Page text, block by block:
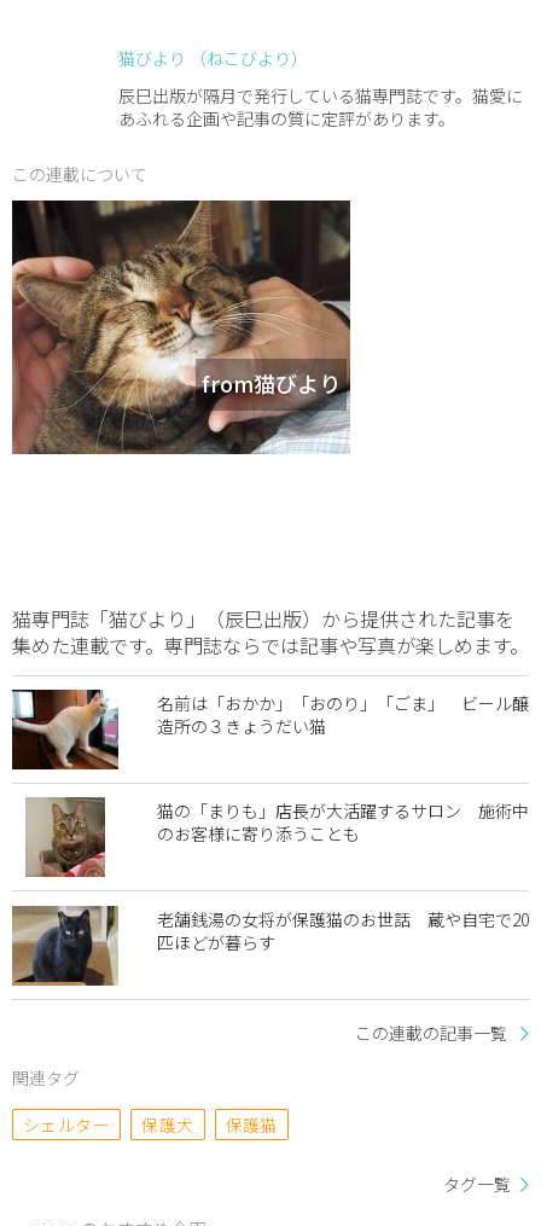
猫びより （ねこびより）
辰巳出版が隔月で発行している猫専門誌です。猫愛に
あふれる企画や記事の質に定評があります。
この連載について
from猫びより
猫専門誌「猫びより」（辰巳出版）から提供された記事を
集めた連載です。専門誌ならでは記事や写真が楽しめます。
名前は「おかか」「おのり」「ごま」 ビール醸
造所の３きょうだい猫
猫の「まりも」店長が大活躍するサロン 施術中
のお客様に寄り添うことも
老舗銭湯の女将が保護猫のお世話 蔵や自宅で20
匹ほどが暮らす
この連載の記事一覧
関連タグ
シェルター
保護犬 保護猫
タグ一覧